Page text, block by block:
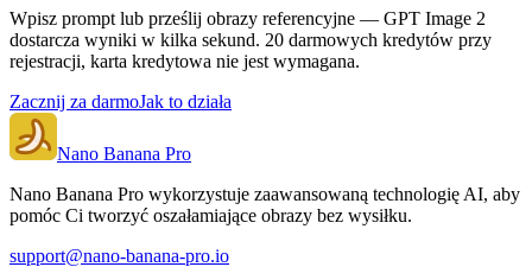
Wpisz prompt lub prześlij obrazy referencyjne — GPT Image 2
dostarcza wyniki w kilka sekund. 20 darmowych kredytów przy
rejestracji, karta kredytowa nie jest wymagana.
Zacznij za darmoJak to działa
Nano Banana Pro
Nano Banana Pro wykorzystuje zaawansowaną technologię AI, aby
pomóc Ci tworzyć oszałamiające obrazy bez wysiłku.
support@nano-banana-pro.io